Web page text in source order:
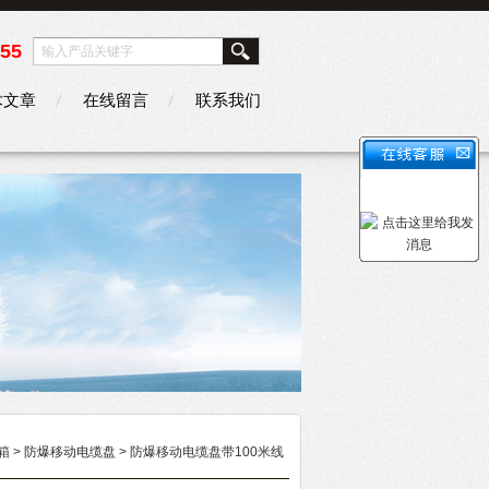
章 在线留言 联系我们
> 防爆移动电缆盘 > 防爆移动电缆盘带100米线